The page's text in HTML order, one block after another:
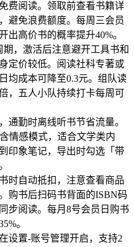
费阅读。领取前查看书籍详
避免浪费额度。每周三会员
出高价书的概率提升40%。
期，激活后注意避开工具书和
定价较低。阅读社科专著或
均成本可降至0.3元。组队读
，五人小队持续打卡每周可
通勤时离线听书节省流量。
情感模式，适合文学类内
印象笔记，导出时勾选「带
时自动抵扣，注意查看商品
购书后扫码书背面的ISBN码
步阅读。每月8号会员日购书
。
设置-账号管理开启，支持2